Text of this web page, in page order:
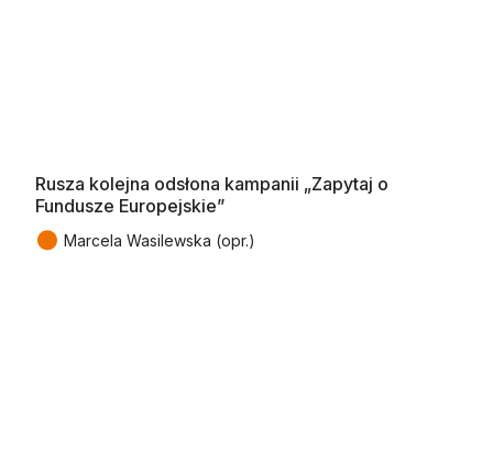
Rusza kolejna odsłona kampanii „Zapytaj o
Fundusze Europejskie”
● Marcela Wasilewska (opr.)